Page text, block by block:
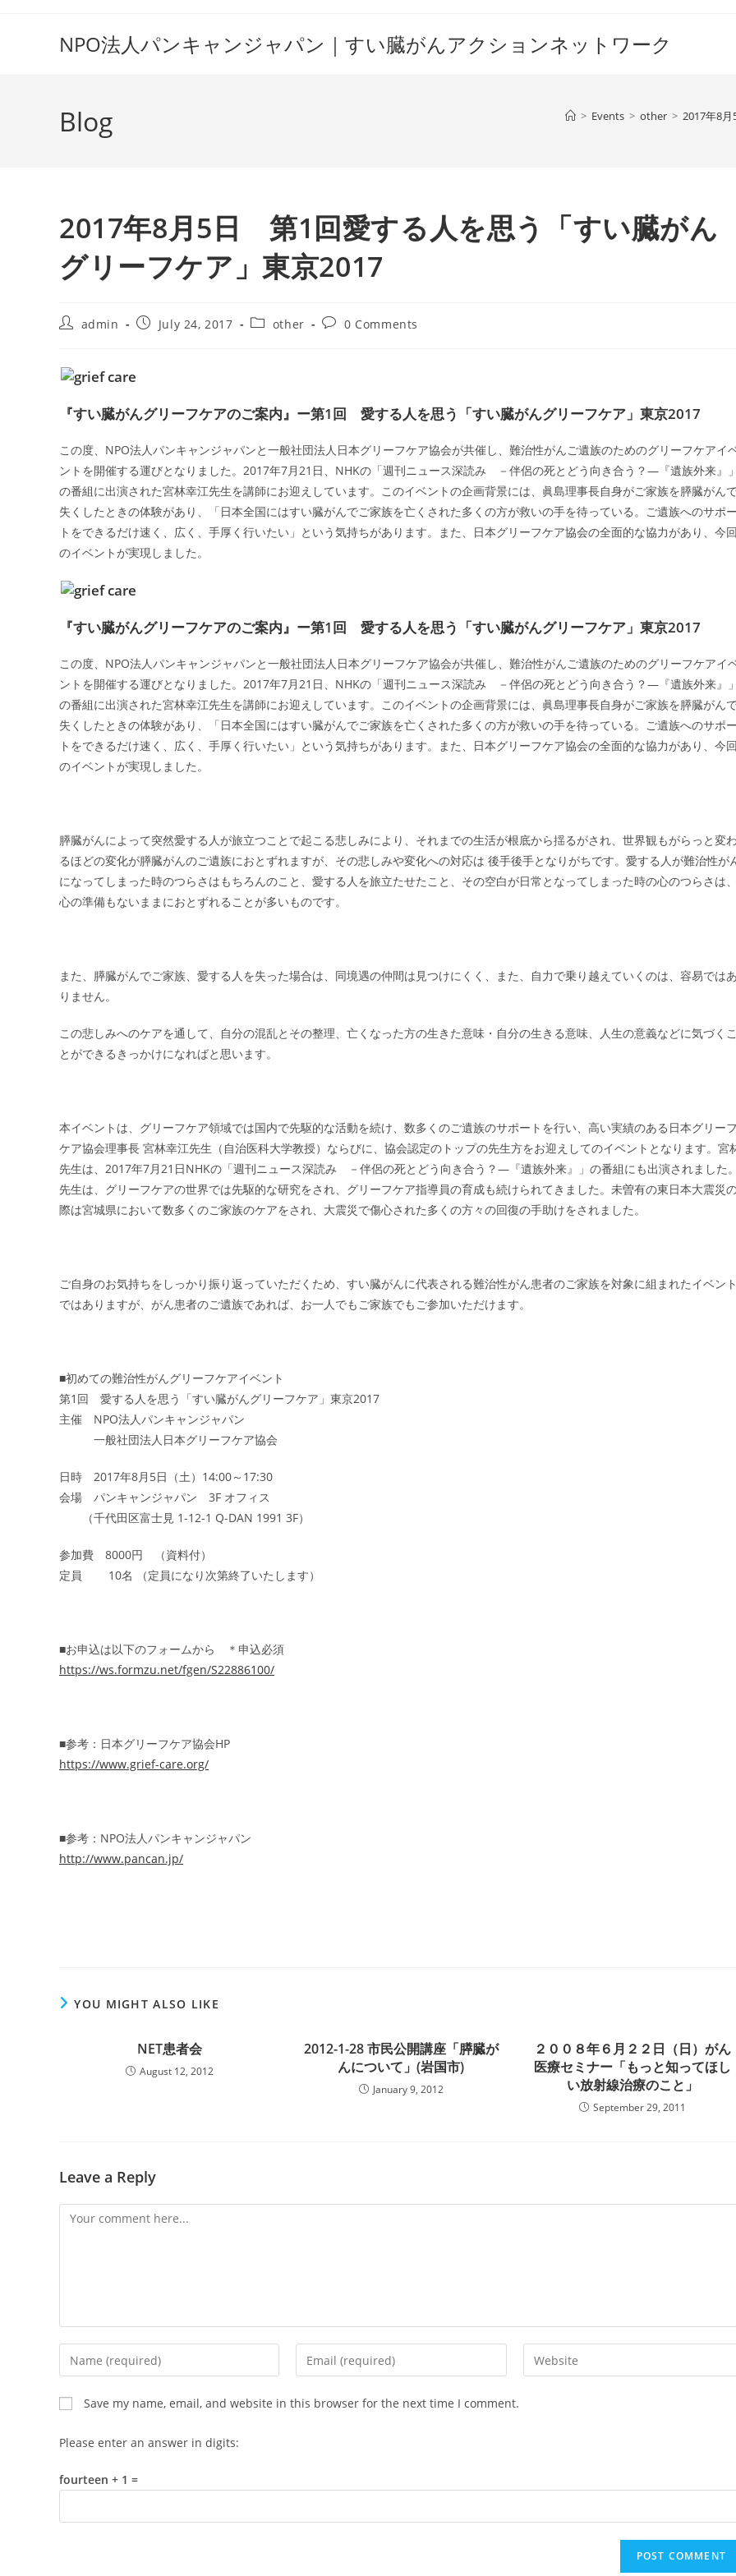
NPO法人パンキャンジャパン｜すい臓がんアクションネットワーク
Blog > Events > other > 2017年8
2017年8月5日 第1回愛する人を思う「すい臓がん
グリーフケア」東京2017
Postadmin
PostJuly 24, 2017
Postother
Post0 Comments
『すい臓がんグリーフケアのご案内』ー第1回 愛する人を思う「すい臓がんグリーフケア」東京2017
この度、NPO法人パンキャンジャパンと一般社団法人日本グリーフケア協会が共催し、難治性がんご遺族のためのグリーフケアイ
ントを開催する運びとなりました。2017年7月21日、NHKの「週刊ニュース深読み －伴侶の死とどう向き合う？―『遺族外来』」
の番組に出演された宮林幸江先生を講師にお迎えしています。このイベントの企画背景には、眞島理事長自身がご家族を膵臓がん
失くしたときの体験があり、「日本全国にはすい臓がんでご家族を亡くされた多くの方が救いの手を待っている。ご遺族へのサポー
トをできるだけ速く、広く、手厚く行いたい」という気持ちがあります。また、日本グリーフケア協会の全面的な協力があり、今回
のイベントが実現しました。
『すい臓がんグリーフケアのご案内』ー第1回 愛する人を思う「すい臓がんグリーフケア」東京2017
この度、NPO法人パンキャンジャパンと一般社団法人日本グリーフケア協会が共催し、難治性がんご遺族のためのグリーフケアイ
ントを開催する運びとなりました。2017年7月21日、NHKの「週刊ニュース深読み －伴侶の死とどう向き合う？―『遺族外来』」
の番組に出演された宮林幸江先生を講師にお迎えしています。このイベントの企画背景には、眞島理事長自身がご家族を膵臓がん
失くしたときの体験があり、「日本全国にはすい臓がんでご家族を亡くされた多くの方が救いの手を待っている。ご遺族へのサポー
トをできるだけ速く、広く、手厚く行いたい」という気持ちがあります。また、日本グリーフケア協会の全面的な協力があり、今回
のイベントが実現しました。
膵臓がんによって突然愛する人が旅立つことで起こる悲しみにより、それまでの生活が根底から揺るがされ、世界観もがらっと変わ
るほどの変化が膵臓がんのご遺族におとずれますが、その悲しみや変化への対応は 後手後手となりがちです。愛する人が難治性が
になってしまった時のつらさはもちろんのこと、愛する人を旅立たせたこと、その空白が日常となってしまった時の心のつらさは、
心の準備もないままにおとずれることが多いものです。
また、膵臓がんでご家族、愛する人を失った場合は、同境遇の仲間は見つけにくく、また、自力で乗り越えていくのは、容易ではあ
りません。
この悲しみへのケアを通して、自分の混乱とその整理、亡くなった方の生きた意味・自分の生きる意味、人生の意義などに気づくこ
とができるきっかけになればと思います。
本イベントは、グリーフケア領域では国内で先駆的な活動を続け、数多くのご遺族のサポートを行い、高い実績のある日本グリーフ
ケア協会理事長 宮林幸江先生（自治医科大学教授）ならびに、協会認定のトップの先生方をお迎えしてのイベントとなります。宮
先生は、2017年7月21日NHKの「週刊ニュース深読み －伴侶の死とどう向き合う？―『遺族外来』」の番組にも出演されました。
先生は、グリーフケアの世界では先駆的な研究をされ、グリーフケア指導員の育成も続けられてきました。未曽有の東日本大震災
際は宮城県において数多くのご家族のケアをされ、大震災で傷心された多くの方々の回復の手助けをされました。
ご自身のお気持ちをしっかり振り返っていただくため、すい臓がんに代表される難治性がん患者のご家族を対象に組まれたイベント
ではありますが、がん患者のご遺族であれば、お一人でもご家族でもご参加いただけます。
■初めての難治性がんグリーフケアイベント
第1回 愛する人を思う「すい臓がんグリーフケア」東京2017
主催 NPO法人パンキャンジャパン
一般社団法人日本グリーフケア協会
日時 2017年8月5日（土）14:00～17:30
会場 パンキャンジャパン 3F オフィス
（千代田区富士見 1-12-1 Q-DAN 1991 3F）
参加費 8000円 （資料付）
定員 10名 （定員になり次第終了いたします）
■お申込は以下のフォームから ＊申込必須
https://ws.formzu.net/fgen/S22886100/
■参考：日本グリーフケア協会HP
https://www.grief-care.org/
■参考：NPO法人パンキャンジャパン
http://www.pancan.jp/
YOU MIGHT ALSO LIKE
NET患者会
August 12, 2012
2012-1-28 市民公開講座「膵臓が
んについて」(岩国市)
January 9, 2012
２００８年６月２２日（日）がん
医療セミナー「もっと知ってほし
い放射線治療のこと」
September 29, 2011
Leave a Reply
Comment
Enter
your
name
or
username
comment
Enter
your
Enter
your
Save my name, email, and website in this browser for the next time I comment.
Please enter an answer in digits:
fourteen + 1 =